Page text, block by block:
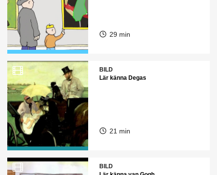
29 min
BILD
Lär känna Degas
21 min
BILD